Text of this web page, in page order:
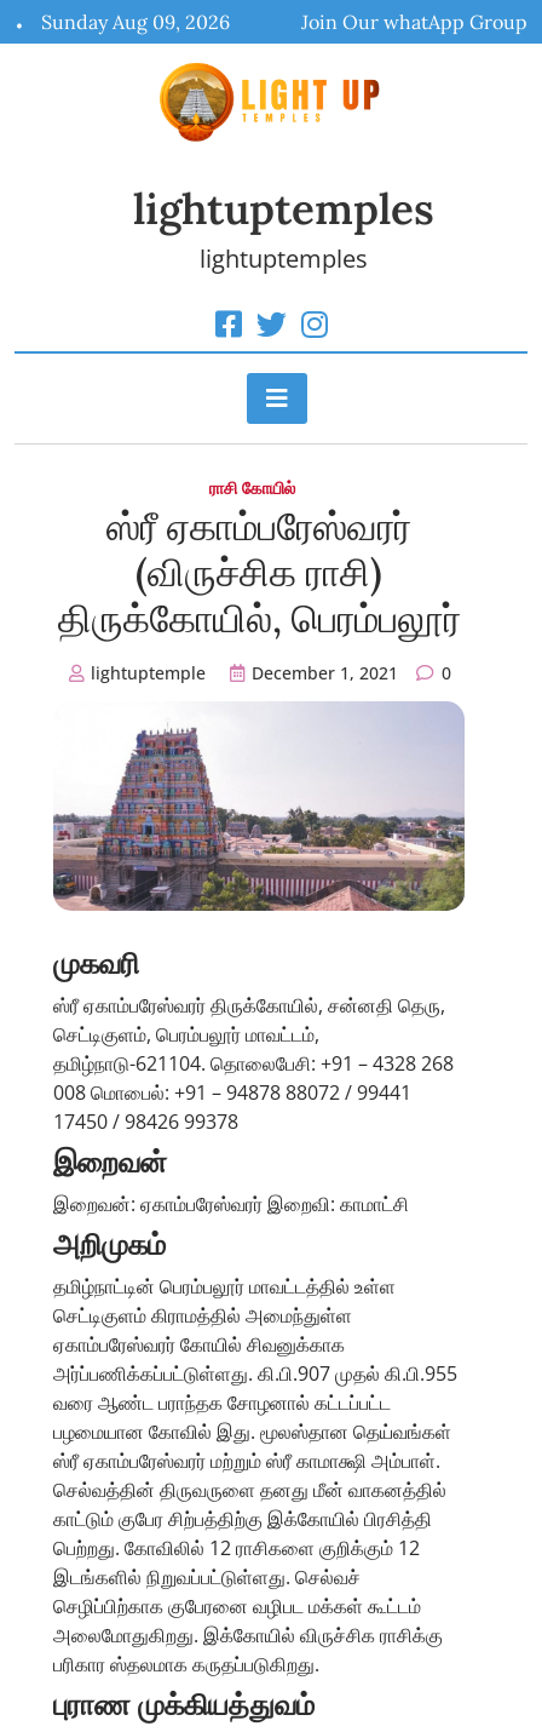
to
Sunday Aug 09, 2026 Join Our whatApp Group
lightuptemples
lightuptemples
ராசி கோயில்
ஸ்ரீ ஏகாம்பரேஸ்வரர்
(விருச்சிக ராசி)
திருக்கோயில், பெரம்பலூர்
lightuptemple December 1, 2021 0
முகவரி
ஸ்ரீ ஏகாம்பரேஸ்வரர் திருக்கோயில், சன்னதி தெரு,
செட்டிகுளம், பெரம்பலூர் மாவட்டம்,
தமிழ்நாடு-621104. தொலைபேசி: +91 – 4328 268
008 மொபைல்: +91 – 94878 88072 / 99441
17450 / 98426 99378
இறைவன்
இறைவன்: ஏகாம்பரேஸ்வரர் இறைவி: காமாட்சி
அறிமுகம்
தமிழ்நாட்டின் பெரம்பலூர் மாவட்டத்தில் உள்ள
செட்டிகுளம் கிராமத்தில் அமைந்துள்ள
ஏகாம்பரேஸ்வரர் கோயில் சிவனுக்காக
அர்ப்பணிக்கப்பட்டுள்ளது. கி.பி.907 முதல் கி.பி.955
வரை ஆண்ட பராந்தக சோழனால் கட்டப்பட்ட
பழமையான கோவில் இது. மூலஸ்தான தெய்வங்கள்
ஸ்ரீ ஏகாம்பரேஸ்வரர் மற்றும் ஸ்ரீ காமாக்ஷி அம்பாள்.
செல்வத்தின் திருவருளை தனது மீன் வாகனத்தில்
காட்டும் குபேர சிற்பத்திற்கு இக்கோயில் பிரசித்தி
பெற்றது. கோவிலில் 12 ராசிகளை குறிக்கும் 12
இடங்களில் நிறுவப்பட்டுள்ளது. செல்வச்
செழிப்பிற்காக குபேரனை வழிபட மக்கள் கூட்டம்
அலைமோதுகிறது. இக்கோயில் விருச்சிக ராசிக்கு
பரிகார ஸ்தலமாக கருதப்படுகிறது.
புராண முக்கியத்துவம்